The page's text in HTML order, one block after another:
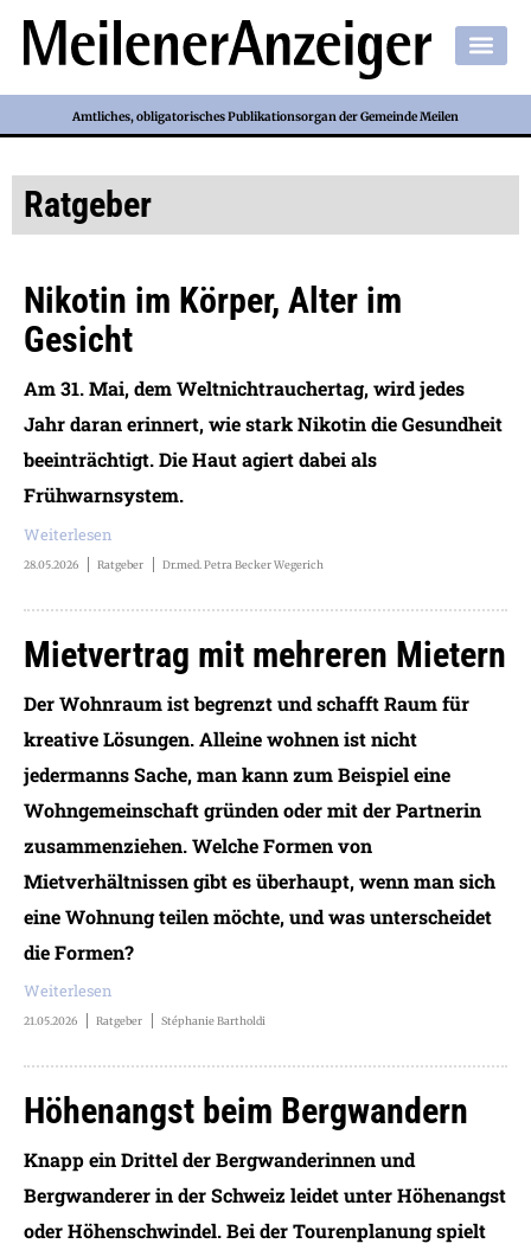
Amtliches, obligatorisches Publikationsorgan der Gemeinde Meilen
Ratgeber
Nikotin im Körper, Alter im
Gesicht
Am 31. Mai, dem Weltnichtrauchertag, wird jedes
Jahr daran erinnert, wie stark Nikotin die Gesundheit
beeinträchtigt. Die Haut agiert dabei als
Frühwarnsystem.
Weiterlesen
28.05.2026 Ratgeber Dr.med. Petra Becker Wegerich
Mietvertrag mit mehreren Mietern
Der Wohnraum ist begrenzt und schafft Raum für
kreative Lösungen. Alleine wohnen ist nicht
jedermanns Sache, man kann zum Beispiel eine
Wohngemeinschaft gründen oder mit der Partnerin
zusammenziehen. Welche Formen von
Mietverhältnissen gibt es überhaupt, wenn man sich
eine Wohnung teilen möchte, und was unterscheidet
die Formen?
Weiterlesen
21.05.2026 Ratgeber Stéphanie Bartholdi
Höhenangst beim Bergwandern
Knapp ein Drittel der Bergwanderinnen und
Bergwanderer in der Schweiz leidet unter Höhenangst
oder Höhenschwindel. Bei der Tourenplanung spielt